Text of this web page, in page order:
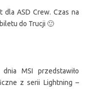
dla ASD Crew. Czas na
do Trucji 🙂
MSI przedstawiło
z serii Lightning –